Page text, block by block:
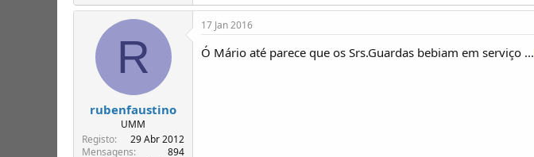
R
rubenfaustino
UMM
Registo
29 Abr 2012
Mensagens
894
17 Jan 2016
Ó Mário até parece que os Srs.Guardas bebiam em serviço ...